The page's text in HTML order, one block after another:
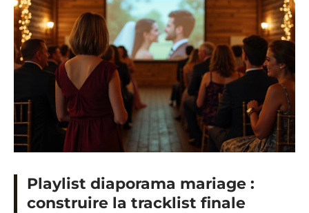
Playlist diaporama mariage :
construire la tracklist finale